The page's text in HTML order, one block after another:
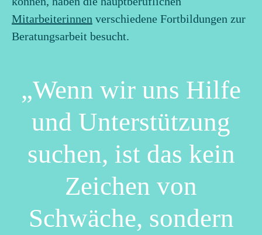
Mitarbeiterinnen verschiedene Fortbildungen zur
Beratungsarbeit besucht.
Wenn wir uns Hilfe
und Unterstützung
suchen, ist das kein
Zeichen von
Schwäche, sondern